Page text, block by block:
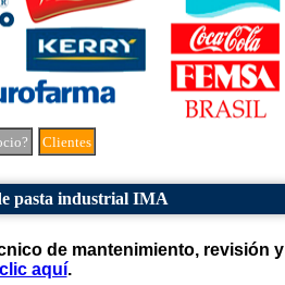
Clientes
pasta industrial IMA
de mantenimiento, revisión y
aquí.